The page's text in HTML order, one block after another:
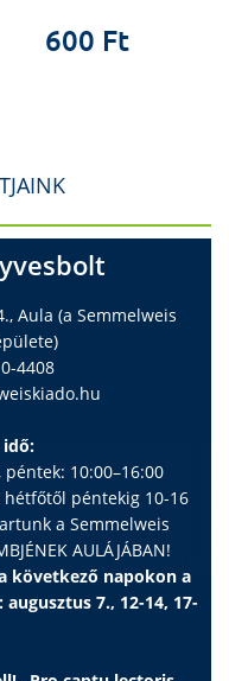
600 Ft
Aula (a Semmelweis
4408
10:00–16:00
péntekig 10-16
a Semmelweis
AULÁJÁBAN!
következő napokon a
7., 12-14, 17-